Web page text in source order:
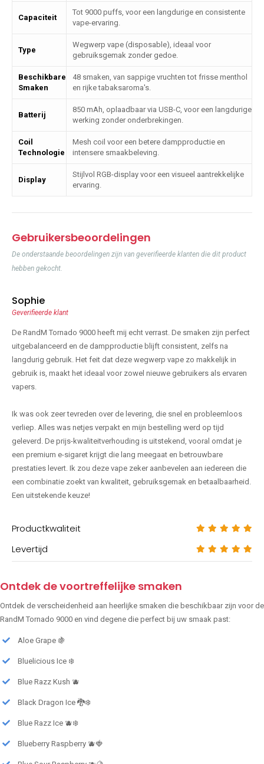
Capaciteit
Tot 9000 puffs, voor een langdurige en consistente
vape-ervaring.
Type
Wegwerp vape (disposable), ideaal voor
gebruiksgemak zonder gedoe.
Beschikbare
Smaken
48 smaken, van sappige vruchten tot frisse menthol
en rijke tabaksaroma's.
Batterij
850 mAh, oplaadbaar via USB-C, voor een langdurige
werking zonder onderbrekingen.
Coil
Technologie
Mesh coil voor een betere dampproductie en
intensere smaakbeleving.
Display
Stijlvol RGB-display voor een visueel aantrekkelijke
ervaring.
Gebruikersbeoordelingen
De onderstaande beoordelingen zijn van geverifieerde klanten die dit product
hebben gekocht.
Sophie
Geverifieerde klant
De RandM Tornado 9000 heeft mij echt verrast. De smaken zijn perfect
uitgebalanceerd en de dampproductie blijft consistent, zelfs na
langdurig gebruik. Het feit dat deze wegwerp vape zo makkelijk in
gebruik is, maakt het ideaal voor zowel nieuwe gebruikers als ervaren
vapers.
Ik was ook zeer tevreden over de levering, die snel en probleemloos
verliep. Alles was netjes verpakt en mijn bestelling werd op tijd
geleverd. De prijs-kwaliteitverhouding is uitstekend, vooral omdat je
een premium e-sigaret krijgt die lang meegaat en betrouwbare
prestaties levert. Ik zou deze vape zeker aanbevelen aan iedereen die
een combinatie zoekt van kwaliteit, gebruiksgemak en betaalbaarheid.
Een uitstekende keuze!
Productkwaliteit
Levertijd
Ontdek de voortreffelijke smaken
Ontdek de verscheidenheid aan heerlijke smaken die beschikbaar zijn voor de
RandM Tornado 9000 en vind degene die perfect bij uw smaak past:
Aloe Grape 🍇
Bluelicious Ice ❄️
Blue Razz Kush 🫐
Black Dragon Ice 🐉❄️
Blue Razz Ice 🫐❄️
Blueberry Raspberry 🫐🍓